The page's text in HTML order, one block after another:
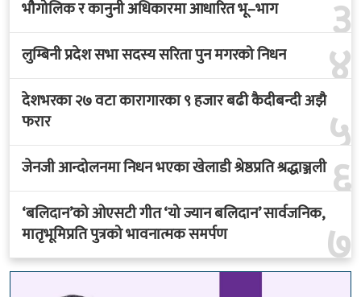
३
भौगोलिक र कानुनी अधिकारमा आधारित भू–भाग
४
लुम्बिनी प्रदेश सभा सदस्य सरिता पुन मगरको निधन
५
देशभरका २७ वटा कारागारका ९ हजार बढी कैदीबन्दी अझै
फरार
६
जेनजी आन्दोलनमा निधन भएका खेलाडी श्रेष्ठप्रति श्रद्धाञ्जली
७
‘बलिदान’को ओएसटी गीत ‘यो ज्यान बलिदान’ सार्वजनिक,
मातृभूमिप्रति पुत्रको भावनात्मक समर्पण